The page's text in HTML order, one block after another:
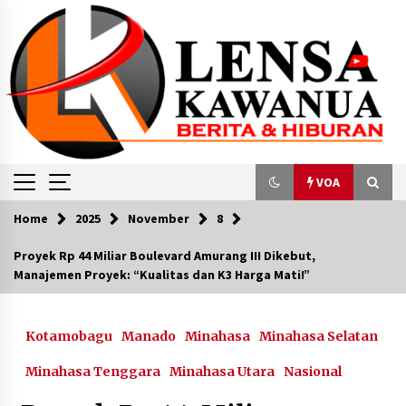
content
VOA
VOA
Ribuan Demo dekat Gedung Putih, Desak
Buka Apresiasi Duta GenRe Minsel 2025, Bupati
Wongkar: Remaja Adalah Aset Utama
Home 2025 November 8
Proyek Rp 44 Miliar Boulevard Amurang III Dikebut,
Manajemen Proyek: “Kualitas dan K3 Harga Mati!”‎
Kotamobagu Manado Minahasa Minahasa Selatan
Minahasa Tenggara Minahasa Utara Nasional